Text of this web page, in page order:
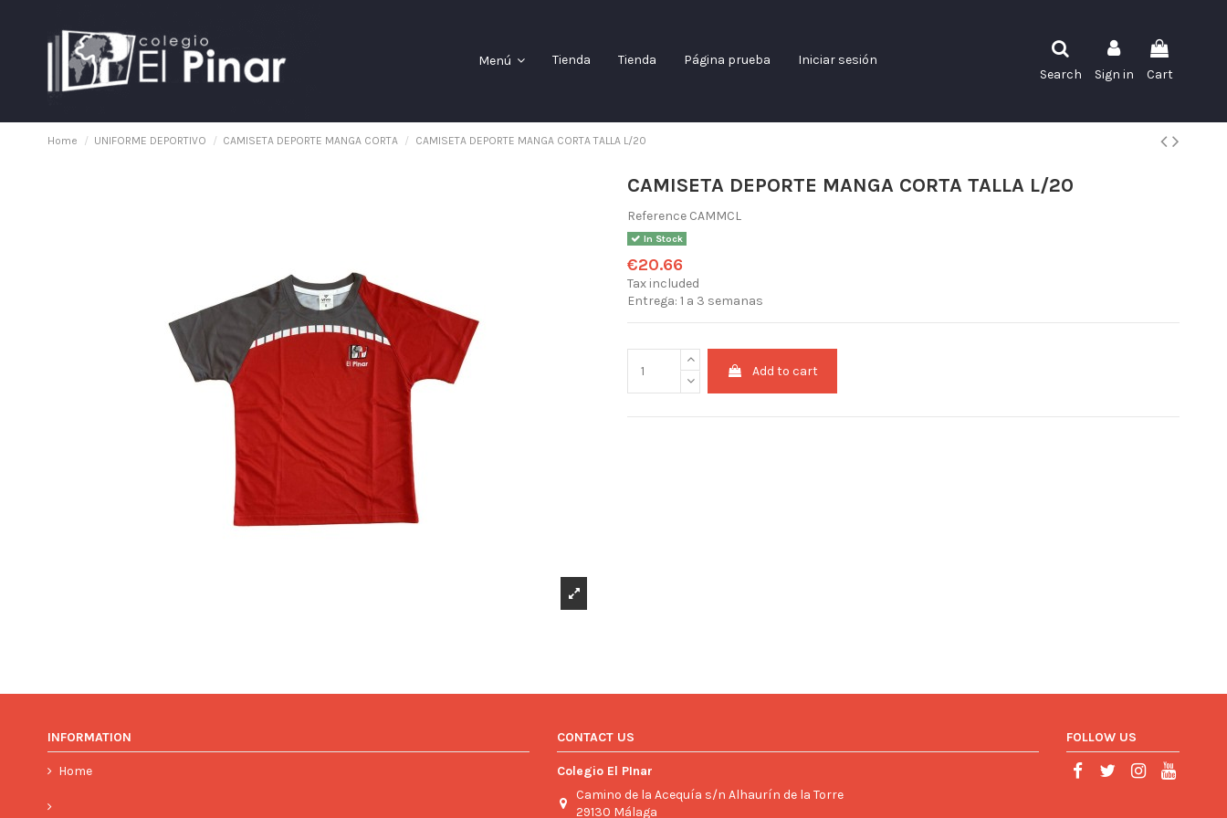
Menú Tienda Tienda Página prueba
Iniciar sesión
Search
Sign in Cart
Home UNIFORME DEPORTIVO CAMISETA DEPORTE MANGA CORTA CAMISETA DEPORTE MANGA CORTA TALLA L/20
CAMISETA DEPORTE MANGA CORTA TALLA L/20
Reference CAMMCL
In Stock
€20.66
Tax included
Entrega: 1 a 3 semanas
Add to cart
INFORMATION
Home
CONTACT US
Colegio El PInar
Camino de la Acequía s/n Alhaurín de la Torre
29130 Málaga
FOLLOW US